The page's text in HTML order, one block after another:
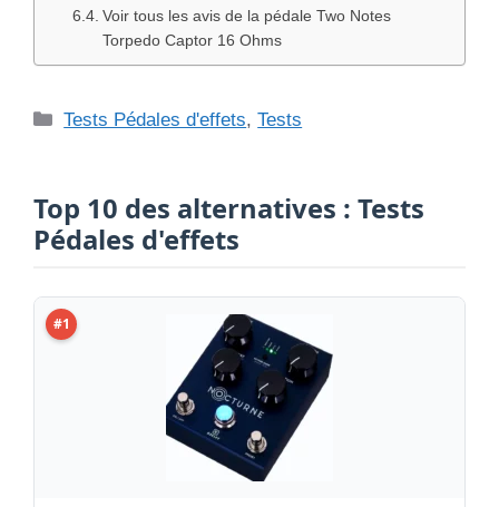
Voir tous les avis de la pédale Two Notes
Torpedo Captor 16 Ohms
Catégories
Tests Pédales d'effets,Tests
Top 10 des alternatives : Tests
Pédales d'effets
#1